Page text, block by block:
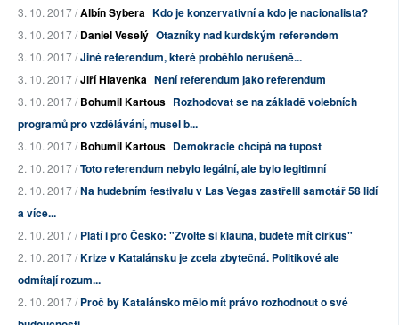
3. 10. 2017 /Albín Sybera Kdo je konzervativní a kdo je nacionalista?
3. 10. 2017 /Daniel Veselý Otazníky nad kurdským referendem
3. 10. 2017 /Jiné referendum, které proběhlo nerušeně...
3. 10. 2017 /Jiří Hlavenka Není referendum jako referendum
3. 10. 2017 /Bohumil Kartous Rozhodovat se na základě volebních
programů pro vzdělávání, musel b...
3. 10. 2017 /Bohumil Kartous Demokracie chcípá na tupost
2. 10. 2017 /Toto referendum nebylo legální, ale bylo legitimní
2. 10. 2017 /Na hudebním festivalu v Las Vegas zastřelil samotář 58 lidí
a více...
2. 10. 2017 /Platí i pro Česko: "Zvolte si klauna, budete mít cirkus"
2. 10. 2017 /Krize v Katalánsku je zcela zbytečná. Politikové ale
odmítají rozum...
2. 10. 2017 /Proč by Katalánsko mělo mít právo rozhodnout o své